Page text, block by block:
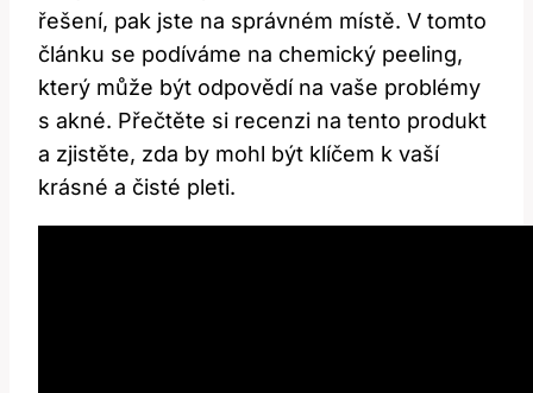
řešení, pak jste na správném místě. V tomto
článku se podíváme na chemický peeling,
který může být odpovědí na vaše problémy
s akné. Přečtěte si recenzi na tento produkt
a zjistěte, zda by mohl být klíčem k vaší
krásné a čisté pleti.